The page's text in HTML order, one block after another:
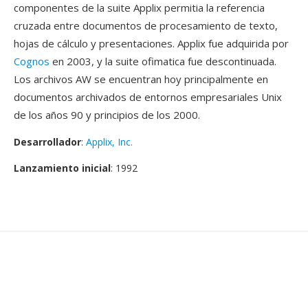
componentes de la suite Applix permitia la referencia
cruzada entre documentos de procesamiento de texto,
hojas de cálculo y presentaciones. Applix fue adquirida por
Cognos en 2003, y la suite ofimatica fue descontinuada.
Los archivos AW se encuentran hoy principalmente en
documentos archivados de entornos empresariales Unix
de los años 90 y principios de los 2000.
Desarrollador: Applix, Inc.
Lanzamiento inicial: 1992